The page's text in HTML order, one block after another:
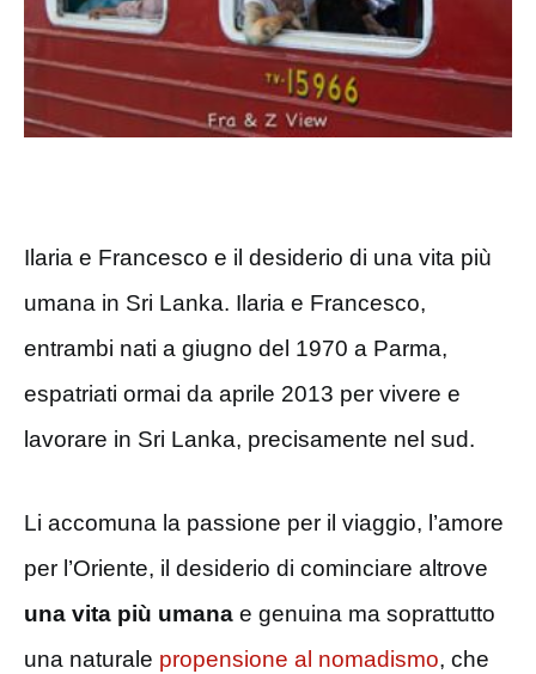
Ilaria e Francesco e il desiderio di una vita più
umana in Sri Lanka. Ilaria e Francesco,
entrambi nati a giugno del 1970 a Parma,
espatriati ormai da aprile 2013 per vivere e
lavorare in Sri Lanka, precisamente nel sud.
Li accomuna la passione per il viaggio, l’amore
per l’Oriente, il desiderio di cominciare altrove
una vita più umana e genuina ma soprattutto
una naturale propensione al nomadismo, che